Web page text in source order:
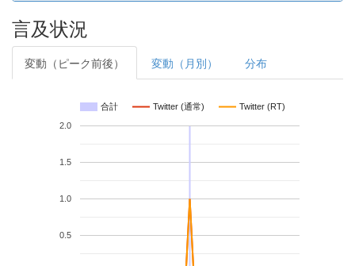
言及状況
変動（ピーク前後） 変動（月別） 分布
合計 Twitter (通常) Twitter (RT)
0.5
1.0
1.5
2.0